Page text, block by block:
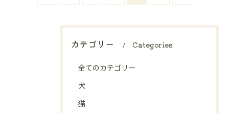
カテゴリー Categories
全てのカテゴリー
犬
猫